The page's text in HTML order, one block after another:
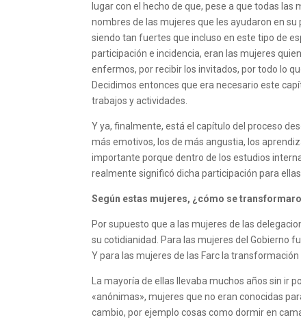
lugar con el hecho de que, pese a que todas
nombres de las mujeres que les ayudaron en
siendo tan fuertes que incluso en este tipo de
participación e incidencia, eran las mujeres
enfermos, por recibir los invitados, por todo lo
Decidimos entonces que era necesario este
trabajos y actividades.
Y ya, finalmente, está el capítulo del proceso
más emotivos, los de más angustia, los
importante porque dentro de los estudios
realmente significó dicha participación para
Según estas mujeres, ¿cómo se
Por supuesto que a las mujeres de las
su cotidianidad. Para las mujeres del Gobierno
Y para las mujeres de las Farc la
La mayoría de ellas llevaba muchos años sin ir
«anónimas», mujeres que no eran conocidas
cambio, por ejemplo cosas como dormir en